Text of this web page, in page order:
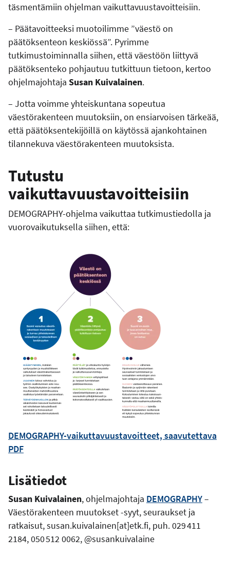
täsmentämiin ohjelman vaikuttavuustavoitteisiin.
– Päätavoitteeksi muotoilimme ”väestö on
päätöksenteon keskiössä”. Pyrimme
tutkimustoiminnalla siihen, että väestöön liittyvä
päätöksenteko pohjautuu tutkittuun tietoon, kertoo
ohjelmajohtaja Susan Kuivalainen.
– Jotta voimme yhteiskuntana sopeutua
väestörakenteen muutoksiin, on ensiarvoisen tärkeää,
että päätöksentekijöillä on käytössä ajankohtainen
tilannekuva väestörakenteen muutoksista.
Tutustu
vaikuttavuustavoitteisiin
DEMOGRAPHY-ohjelma vaikuttaa tutkimustiedolla ja
vuorovaikutuksella siihen, että:
DEMOGRAPHY-vaikuttavuustavoitteet, saavutettava
PDF
Lisätiedot
Susan Kuivalainen, ohjelmajohtaja DEMOGRAPHY–
Väestörakenteen muutokset -syyt, seuraukset ja
ratkaisut, susan.kuivalainen[at]etk.fi, puh. 029 411
2184, 050 512 0062, @susankuivalaine